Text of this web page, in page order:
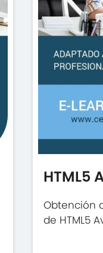
HTML5
Obtención
de HTML5